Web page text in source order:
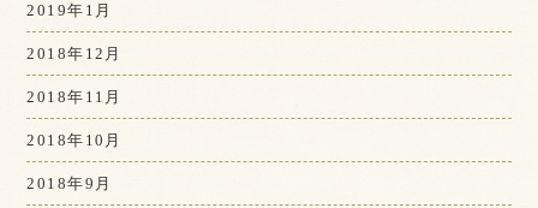
2019年1月
2018年12月
2018年11月
2018年10月
2018年9月